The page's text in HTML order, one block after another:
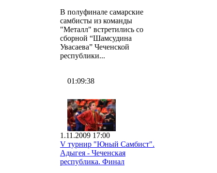
В полуфинале самарские
самбисты из команды
"Металл" встретились со
сборной “Шамсудина
Увасаева” Чеченской
республики...
01:09:38
1.11.2009 17:00
V турнир "Юный Самбист".
Адыгея - Чеченская
республика. Финал